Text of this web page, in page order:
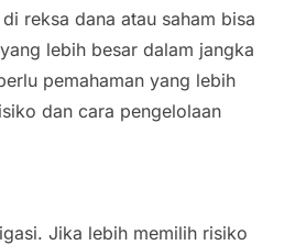
reksa dana atau saham bisa
lebih besar dalam jangka
pemahaman yang lebih
dan cara pengelolaan
Jika lebih memilih risiko